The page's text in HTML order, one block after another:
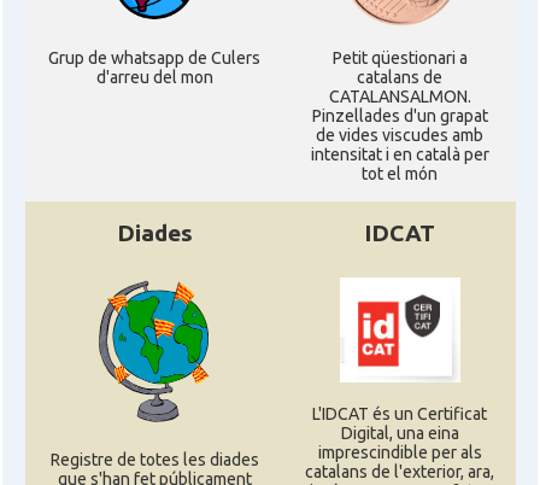
Grup de whatsapp de Culers
d'arreu del mon
Petit qüestionari a
catalans de
CATALANSALMON.
Pinzellades d'un grapat
de vides viscudes amb
intensitat i en català per
tot el món
Diades
Registre de totes les diades
que s'han fet públicament
IDCAT
L'IDCAT és un Certificat
Digital, una eina
imprescindible per als
catalans de l'exterior, ara,